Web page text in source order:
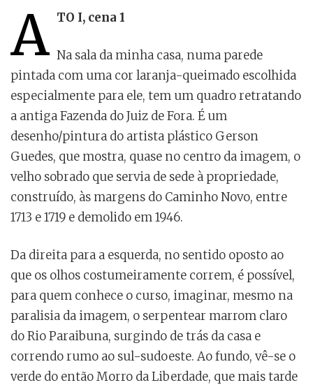
A TO I, cena 1
Na sala da minha casa, numa parede
pintada com uma cor laranja-queimado escolhida
especialmente para ele, tem um quadro retratando
a antiga Fazenda do Juiz de Fora. É um
desenho/pintura do artista plástico Gerson
Guedes, que mostra, quase no centro da imagem, o
velho sobrado que servia de sede à propriedade,
construído, às margens do Caminho Novo, entre
1713 e 1719 e demolido em 1946.
Da direita para a esquerda, no sentido oposto ao
que os olhos costumeiramente correm, é possível,
para quem conhece o curso, imaginar, mesmo na
paralisia da imagem, o serpentear marrom claro
do Rio Paraibuna, surgindo de trás da casa e
correndo rumo ao sul-sudoeste. Ao fundo, vê-se o
verde do então Morro da Liberdade, que mais tarde